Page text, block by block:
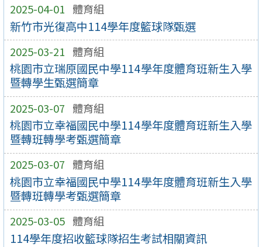
2025-04-01 體育組
新竹市光復高中114學年度籃球隊甄選
2025-03-21 體育組
桃園市立瑞原國民中學114學年度體育班新生入學
暨轉學生甄選簡章
2025-03-07 體育組
桃園市立幸福國民中學114學年度體育班新生入學
暨轉班轉學考甄選簡章
2025-03-07 體育組
桃園市立幸福國民中學114學年度體育班新生入學
暨轉班轉學考甄選簡章
2025-03-05 體育組
114學年度招收籃球隊招生考試相關資訊